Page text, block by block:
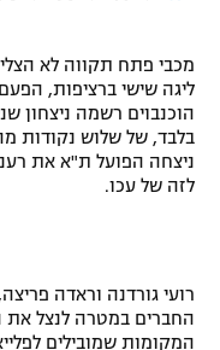
משתתפים וזוכים
תקנון משתתפים
תקנון עבור פעילות ספורט 1
טניס
ספורט מוטורי
כדורמים
ספורט אתגרי
מכבי פתח תקווה לא
הוכנבוים רשמה ניצחון
בלבד, של שלוש נקודות
לזה של עכו.
רועי גורדנה וראדה
החברים במטרה לנצל את
המקומות שמובילים